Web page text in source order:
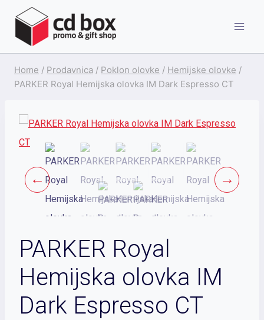
content
Home / Prodavnica / Poklon olovke / Hemijske olovke /
PARKER Royal Hemijska olovka IM Dark Espresso CT
PARKER Royal
Hemijska olovka IM
Dark Espresso CT